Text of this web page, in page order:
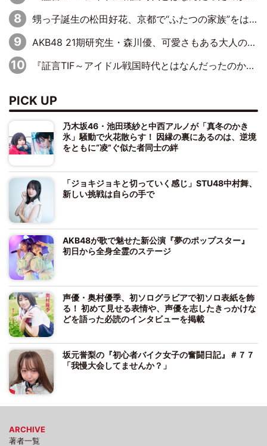
甥っ子誕生の松田好花、京都で“ふたつの家族”をはしご！ “母”黒谷友香に見送られ、“父”松岡昌宏とはハシゴ酒
AKB48 21期研究生・森川優、可愛さもある大人の女性に
『証言TIF～アイドル戦国時代とはなんだったのか～』第10回：さくら学院・武藤彩未×飯田らうら「正直、中3で辞めるというのを信じてなくて。そう言われてはいたけど、嘘でしょって」
PICK UP
乃木坂46・池田瑛紗と中西アルノが「真冬のかき
氷」騒動で火花散らす！ 因縁の裏にあるのは、逆境
をともに“凌”ぐ似た者同士の絆
「ジョキジョキと切っていく感じ」STU48中村舞、
新しい挑戦は自らの手で
AKB48が歌で魅せた新公演『夢のポップスター』
初日から全身全霊のステージ
声優・奥村優季、初ソログラビアで初ソロ表紙を飾
る！ 初めて見せる表情や、声優を志したきっかけな
どを語った必読のインタビューを掲載
坂元誉梨の『初心者バイク女子の奮闘日記』＃７７
「我慢大会してませんか？」
ARCHIVE
著者一覧